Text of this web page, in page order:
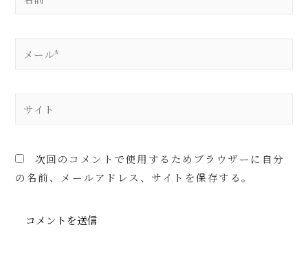
次回のコメントで使用するためブラウザーに自分
の名前、メールアドレス、サイトを保存する。